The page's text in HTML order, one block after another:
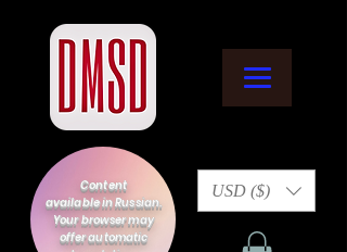
Content
available in Russian.
Your browser may
offer automatic
USD ($)